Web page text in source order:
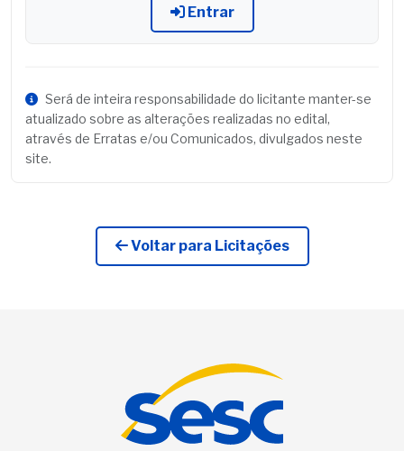
Entrar
Será de inteira responsabilidade do licitante manter-se
atualizado sobre as alterações realizadas no edital,
através de Erratas e/ou Comunicados, divulgados neste
site.
Voltar para Licitações